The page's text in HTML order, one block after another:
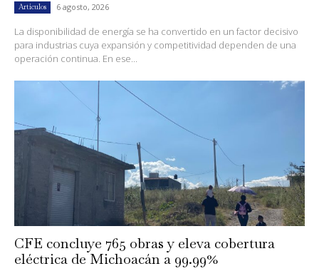
Artículos 6 agosto, 2026
La disponibilidad de energía se ha convertido en un factor decisivo
para industrias cuya expansión y competitividad dependen de una
operación continua. En ese...
CFE concluye 765 obras y eleva cobertura
eléctrica de Michoacán a 99.99%